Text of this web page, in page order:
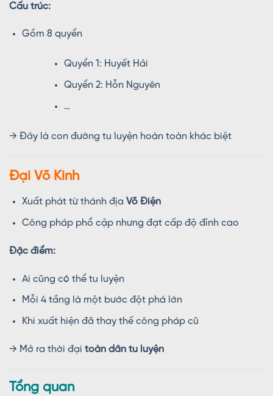
Cấu trúc:
Gồm 8 quyển
Quyển 1: Huyết Hải
Quyển 2: Hỗn Nguyên
…
→ Đây là con đường tu luyện hoàn toàn khác biệt
Đại Võ Kinh
Xuất phát từ thánh địa Võ Điện
Công pháp phổ cập nhưng đạt cấp độ đỉnh cao
Đặc điểm:
Ai cũng có thể tu luyện
Mỗi 4 tầng là một bước đột phá lớn
Khi xuất hiện đã thay thế công pháp cũ
→ Mở ra thời đại toàn dân tu luyện
Tổng quan